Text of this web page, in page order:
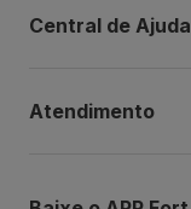
Central de Ajuda
Atendimento